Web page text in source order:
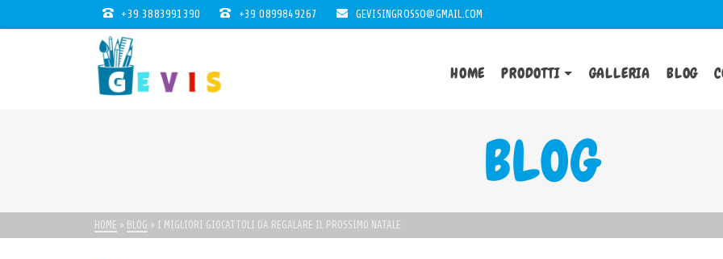
+39 3883991390 +39 0899849267 GEVISINGROSSO@GMAIL.COM
HOME PRODOTTI GALLERIA BLOG
BLOG
HOME » BLOG » I MIGLIORI GIOCATTOLI DA REGALARE IL PROSSIMO NATALE